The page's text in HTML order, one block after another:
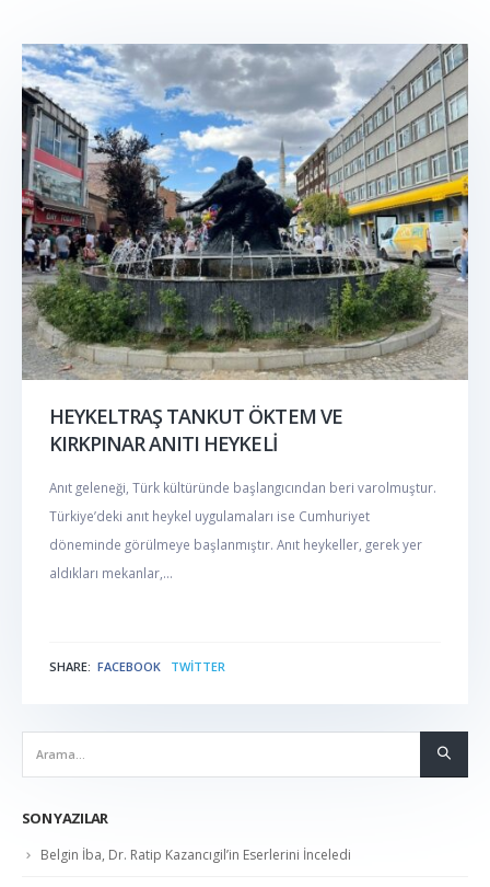
HEYKELTRAŞ TANKUT ÖKTEM VE
KIRKPINAR ANITI HEYKELİ
Anıt geleneği, Türk kültüründe başlangıcından beri varolmuştur.
Türkiye’deki anıt heykel uygulamaları ise Cumhuriyet
döneminde görülmeye başlanmıştır. Anıt heykeller, gerek yer
aldıkları mekanlar,...
SHARE: FACEBOOK TWITTER
SON YAZILAR
Belgin İba, Dr. Ratip Kazancıgil’in Eserlerini İnceledi